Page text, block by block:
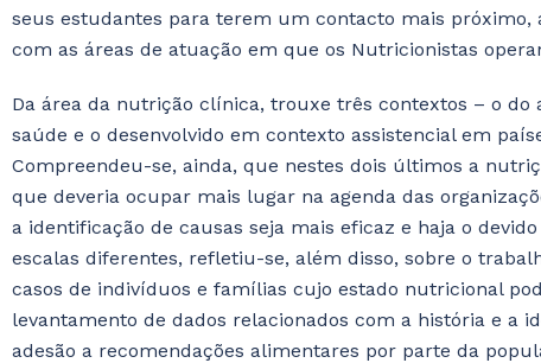
seus estudantes para terem um contacto mais próximo,
com as áreas de atuação em que os Nutricionistas
Da área da nutrição clínica, trouxe três contextos – o do
saúde e o desenvolvido em contexto assistencial em
Compreendeu-se, ainda, que nestes dois últimos a
que deveria ocupar mais lugar na agenda das
a identificação de causas seja mais eficaz e haja o
escalas diferentes, refletiu-se, além disso, sobre o
casos de indivíduos e famílias cujo estado nutricional
levantamento de dados relacionados com a história e a
adesão a recomendações alimentares por parte da